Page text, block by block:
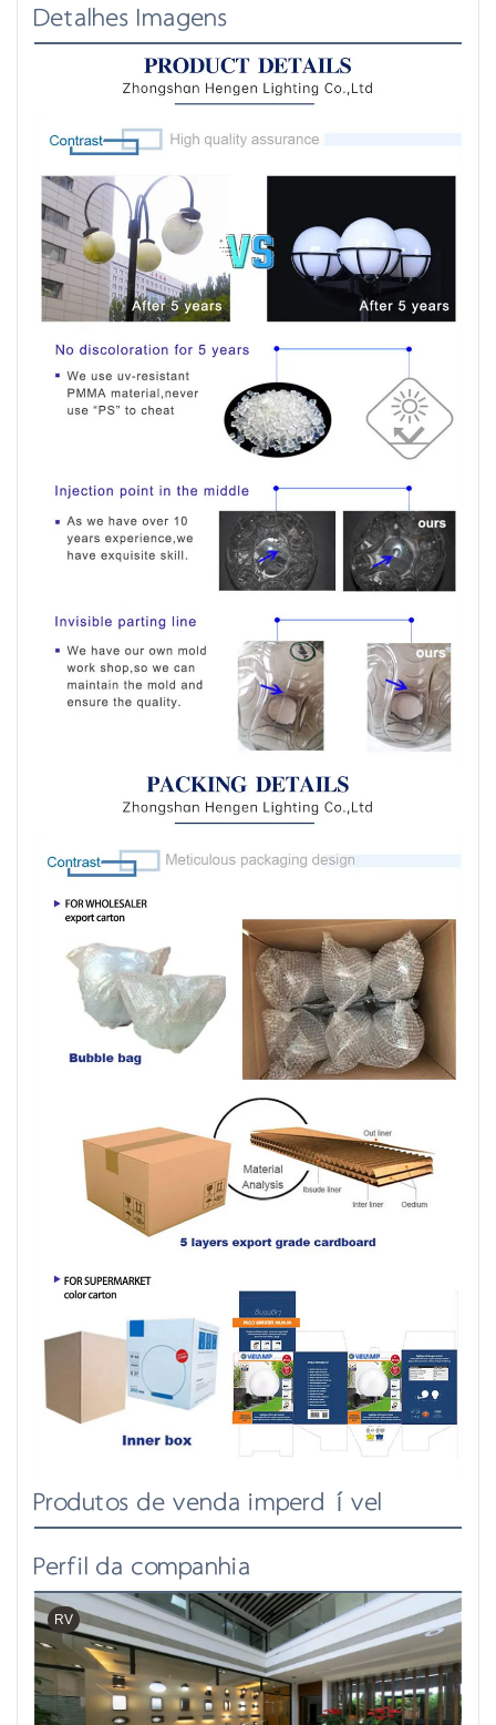
Detalhes Imagens
Produtos de venda imperdível
Perfil da companhia
RV